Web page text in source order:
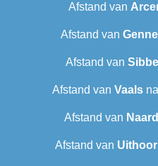
Afstand van
Afstand van
Afstand van Sibbe
Afstand van Vaals
Afstand van
Afstand van